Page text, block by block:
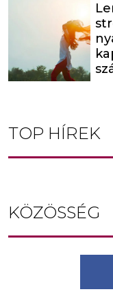
TOP HÍREK
KÖZÖSSÉG